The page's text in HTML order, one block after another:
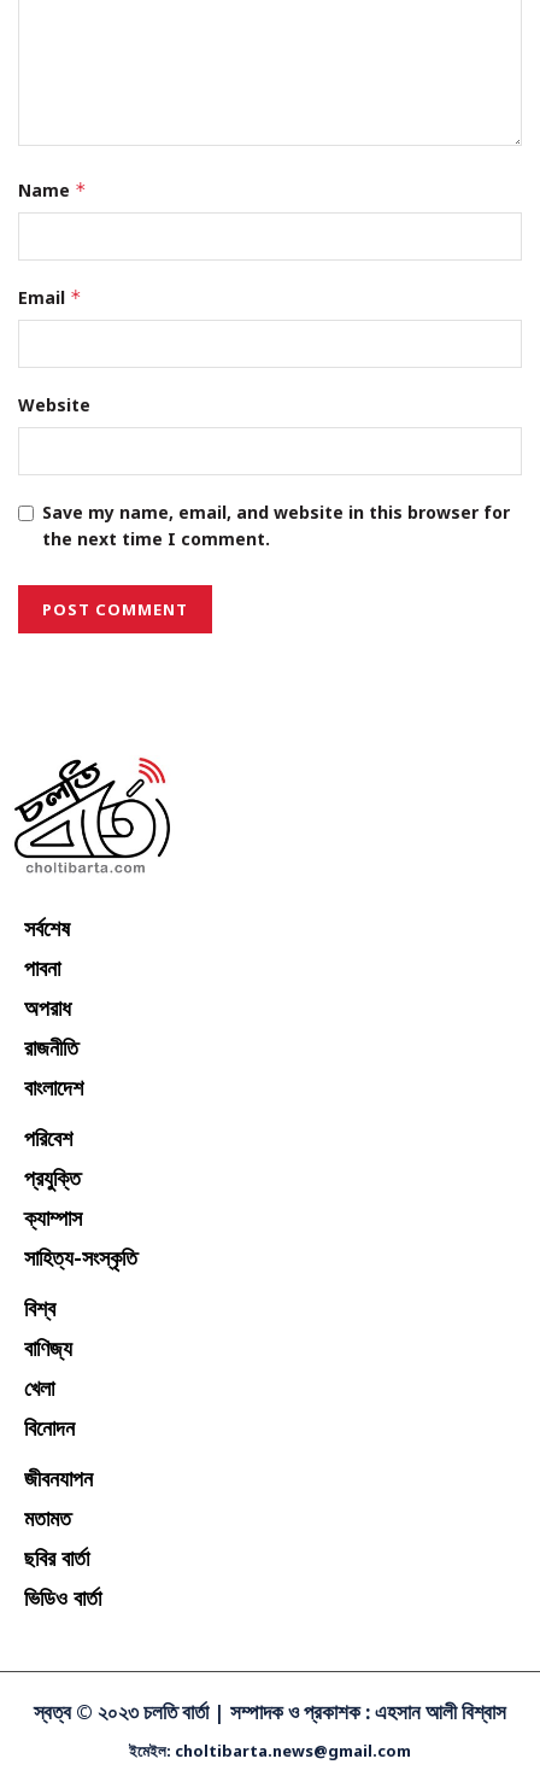
Name *
Email *
Website
Save my name, email, and website in this browser for
the next time I comment.
সর্বশেষ
পাবনা
অপরাধ
রাজনীতি
বাংলাদেশ
পরিবেশ
প্রযুক্তি
ক্যাম্পাস
সাহিত্য-সংস্কৃতি
বিশ্ব
বাণিজ্য
খেলা
বিনোদন
জীবনযাপন
মতামত
ছবির বার্তা
ভিডিও বার্তা
স্বত্ব © ২০২৩ চলতি বার্তা | সম্পাদক ও প্রকাশক : এহসান আলী বিশ্বাস
ইমেইল: choltibarta.news@gmail.com